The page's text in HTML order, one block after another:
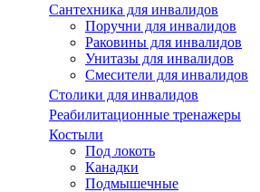
Сантехника для инвалидов
Поручни для инвалидов
Раковины для инвалидов
Унитазы для инвалидов
Смесители для инвалидов
Столики для инвалидов
Реабилитационные тренажеры
Костыли
Под локоть
Канадки
Подмышечные